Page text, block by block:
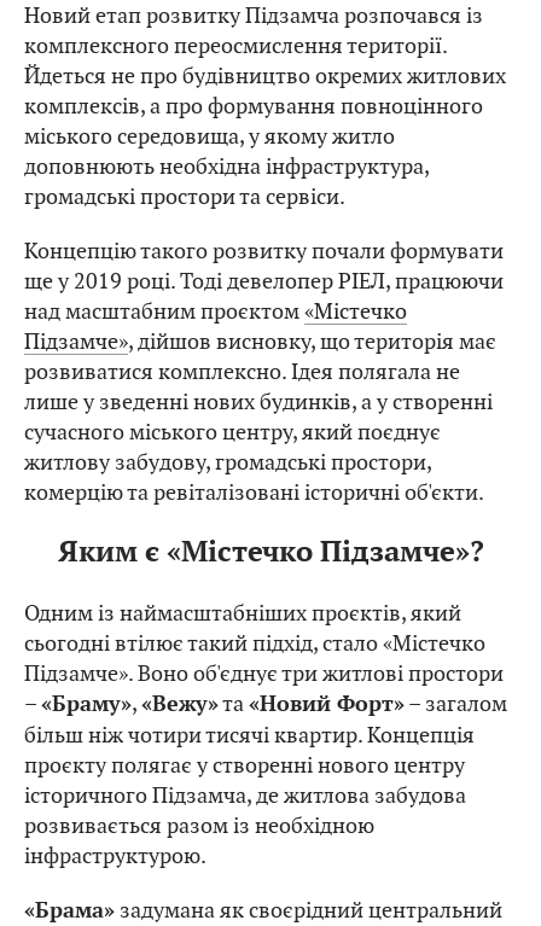
Новий етап розвитку Підзамча розпочався із
комплексного переосмислення території.
Йдеться не про будівництво окремих житлових
комплексів, а про формування повноцінного
міського середовища, у якому житло
доповнюють необхідна інфраструктура,
громадські простори та сервіси.
Концепцію такого розвитку почали формувати
ще у 2019 році. Тоді девелопер РІЕЛ, працюючи
над масштабним проєктом«Містечко
Підзамче», дійшов висновку, що територія має
розвиватися комплексно. Ідея полягала не
лише у зведенні нових будинків, а у створенні
сучасного міського центру, який поєднує
житлову забудову, громадські простори,
комерцію та ревіталізовані історичні об'єкти.
Яким є «Містечко Підзамче»?
Одним із наймасштабніших проєктів, який
сьогодні втілює такий підхід, стало «Містечко
Підзамче». Воно об'єднує три житлові простори
–«Браму»,«Вежу»та«Новий Форт»– загалом
більш ніж чотири тисячі квартир. Концепція
проєкту полягає у створенні нового центру
історичного Підзамча, де житлова забудова
розвивається разом із необхідною
інфраструктурою.
«Брама» задумана як своєрідний центральний